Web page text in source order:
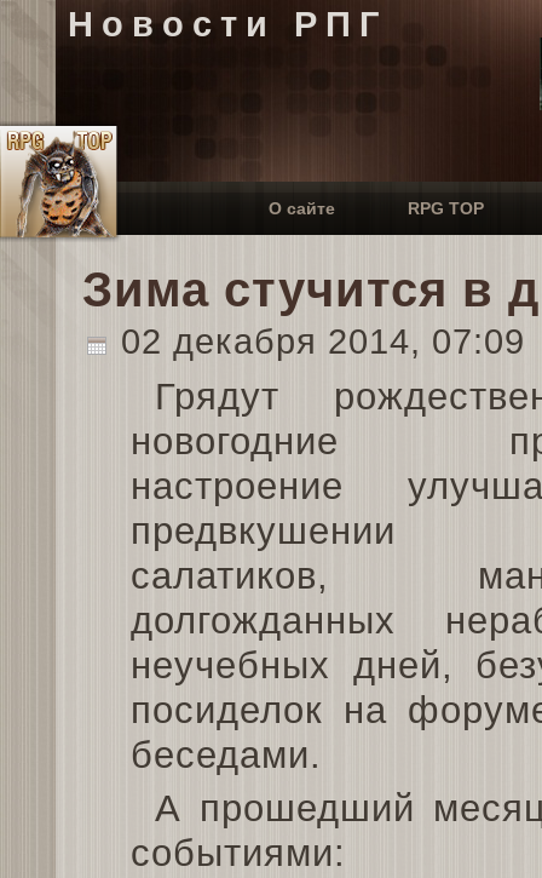
Новости РПГ
О сайте RPG TOP
Зима стучится в
02 декабря 2014, 07:09
Грядут
новогодние
настроение
салатиков,
долгожданных
неучебных дней,
посиделок на
беседами.
А прошедший
событиями: